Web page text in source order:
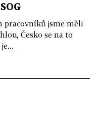
pracovníků jsme měli
Česko se na to